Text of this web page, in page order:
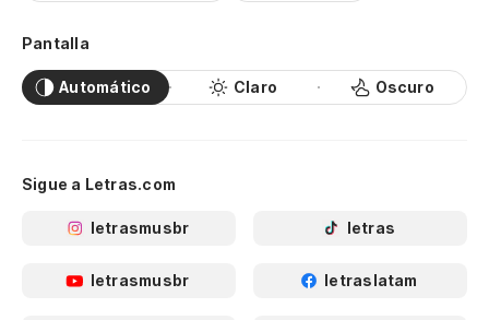
Pantalla
Automático Claro Oscuro
Sigue a Letras.com
letrasmusbr letras
letrasmusbr letraslatam